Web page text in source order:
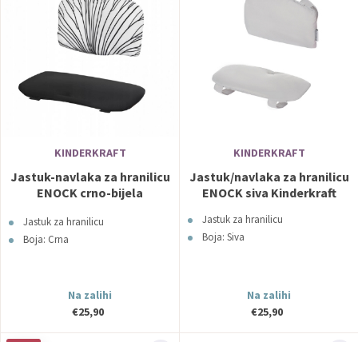
KINDERKRAFT
Jastuk-navlaka za hranilicu
ENOCK crno-bijela
Jastuk za hranilicu
Boja: Crna
Na zalihi
€25,90
KINDERKRAFT
Jastuk/navlaka za hranilicu
ENOCK siva Kinderkraft
Jastuk za hranilicu
Boja: Siva
Na zalihi
€25,90